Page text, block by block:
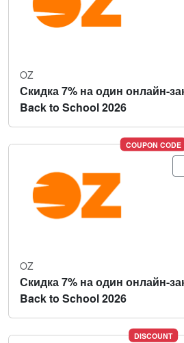
OZ
Скидка 7% на один онлайн-
Back to School 2026
COUPON CODE
OZ
Скидка 7% на один онлайн-
Back to School 2026
DISCOUNT